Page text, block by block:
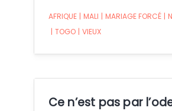
AFRIQUE | MALI | MARIAGE FORCÉ |
| TOGO | VIEUX
Ce n’est pas par